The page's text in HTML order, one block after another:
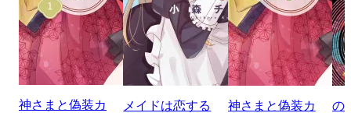
神さまと偽装カ
メイドは恋する
神さまと偽装カ
の